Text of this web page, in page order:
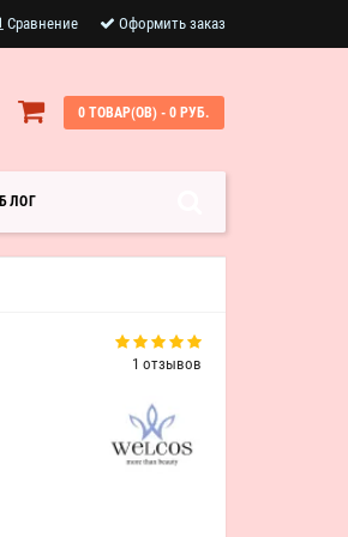
Сравнение Оформить заказ
0 ТОВАР(ОВ) - 0 РУБ.
БЛОГ
1 отзывов